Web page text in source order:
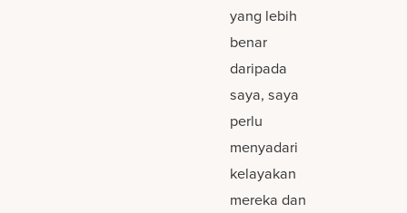
yang lebih
benar
daripada
saya, saya
perlu
menyadari
kelayakan
mereka dan